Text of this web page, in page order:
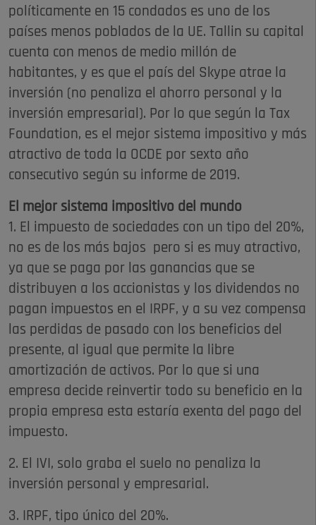
políticamente en 15 condados es uno de los
países menos poblados de la UE. Tallin su capital
cuenta con menos de medio millón de
habitantes, y es que el país del Skype atrae la
inversión (no penaliza el ahorro personal y la
inversión empresarial). Por lo que según la Tax
Foundation, es el mejor sistema impositivo y más
atractivo de toda la OCDE por sexto año
consecutivo según su informe de 2019.
El mejor sistema impositivo del mundo
1. El impuesto de sociedades con un tipo del 20%,
no es de los más bajos pero si es muy atractivo,
ya que se paga por las ganancias que se
distribuyen a los accionistas y los dividendos no
pagan impuestos en el IRPF, y a su vez compensa
las perdidas de pasado con los beneficios del
presente, al igual que permite la libre
amortización de activos. Por lo que si una
empresa decide reinvertir todo su beneficio en la
propia empresa esta estaría exenta del pago del
impuesto.
2. El IVI, solo graba el suelo no penaliza la
inversión personal y empresarial.
3. IRPF, tipo único del 20%.